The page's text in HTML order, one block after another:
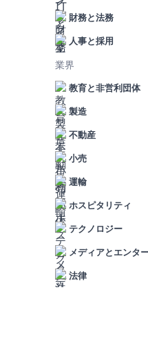
財務と法務
人事と採用
業界
教育と非営利団体
製造
不動産
小売
運輸
ホスピタリティ
テクノロジー
メディアとエンタ
法律